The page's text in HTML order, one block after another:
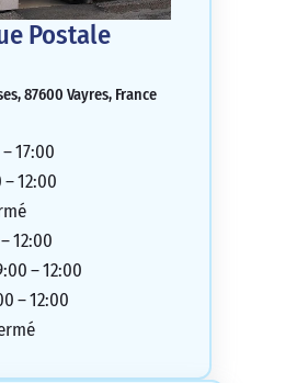
Postale
87600 Vayres, France
17:00
12:00
12:00
– 12:00
– 12:00